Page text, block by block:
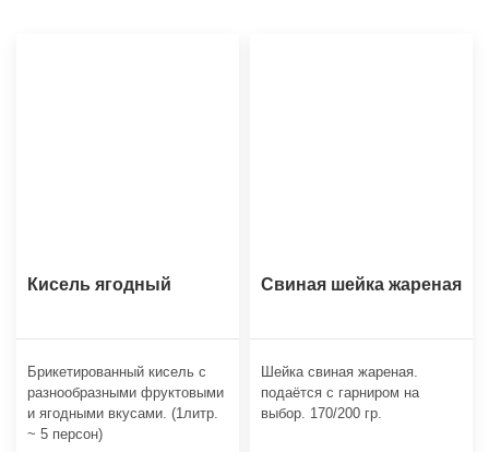
Кисель ягодный
Брикетированный кисель с
разнообразными фруктовыми
и ягодными вкусами. (1литр.
~ 5 персон)
Свиная шейка жареная
Шейка свиная жареная.
подаётся с гарниром на
выбор. 170/200 гр.